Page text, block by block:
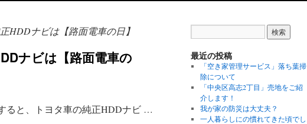
HDDナビは【路面電車の日】
ナビは【路面電車の
ると、トヨタ車の純正HDDナビ …
最近の投稿
「空き家管理サービス」落ち葉掃
除について
「中央区高志2丁目」売地をご紹
介します！
我が家の防災は大丈夫？
一人暮らしにの慣れてきた頃でし